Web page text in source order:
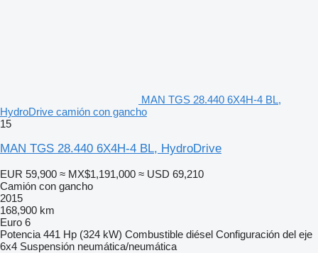
MAN TGS 28.440 6X4H-4 BL,
HydroDrive camión con gancho
15
MAN TGS 28.440 6X4H-4 BL, HydroDrive
EUR 59,900 ≈ MX$1,191,000 ≈ USD 69,210
Camión con gancho
2015
168,900 km
Euro 6
Potencia 441 Hp (324 kW) Combustible diésel Configuración del eje
6x4 Suspensión neumática/neumática